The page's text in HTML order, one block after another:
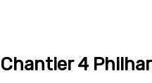
Chantier 4